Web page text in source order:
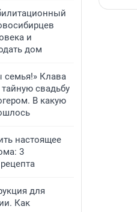
и
дом
семья!» Клава
свадьбу
В какую
настоящее
3
для
Как